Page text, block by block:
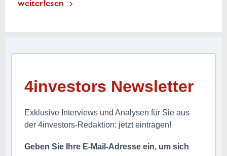
4investors Newsletter
Exklusive Interviews und Analysen für Sie aus
der 4investors-Redaktion: jetzt eintragen!
Geben Sie Ihre E-Mail-Adresse ein, um sich